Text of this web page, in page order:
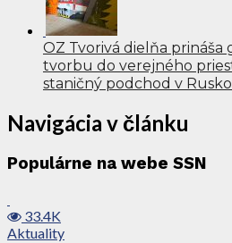
OZ Tvorivá dielňa
tvorbu do verejného
staničný podchod v
Navigácia v článku
Populárne na webe SSN
33.4K
Aktuality